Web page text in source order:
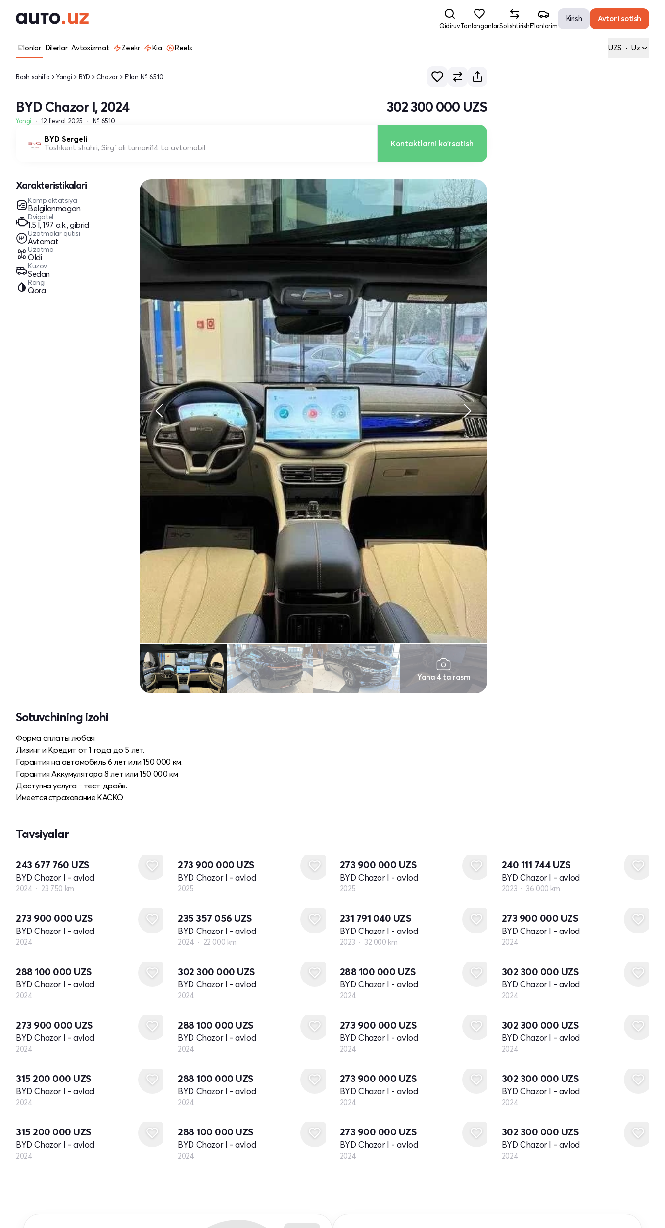
QidiruvTanlanganlarSolishtirishE'lonlarim
Kirish Avtoni sotish
E'lonlar Dilerlar Avtoxizmat Zeekr Kia Reels UZS • Uz
Bosh sahifa Yangi BYD Chazor E'lon № 6510
BYD Chazor I, 2024
Yangi 12 fevral 2025 № 6510
302 300 000 UZS
BYD Sergeli
Toshkent shahri, Sirg`ali tumani14 ta avtomobil Kontaktlarni ko'rsatish
Xarakteristikalari
Komplektatsiya
Belgilanmagan
Dvigatel
1.5 l, 197 o.k., gibrid
Uzatmalar qutisi
Avtomat
Uzatma
Oldi
Kuzov
Sedan
Rangi
Qora
Yana 4 ta rasm
Sotuvchining izohi
Форма оплаты любая:
Лизинг и Кредит от 1 года до 5 лет.
Гарантия на автомобиль 6 лет или 150 000 км.
Гарантия Аккумулятора 8 лет или 150 000 км
Доступна услуга - тест-драйв.
Имеется страхование КАСКО
Tavsiyalar
243 677 760 UZS
BYD Chazor I - avlod
2024 23 750 km
273 900 000 UZS
BYD Chazor I - avlod
2025
273 900 000 UZS
BYD Chazor I - avlod
2025
240 111 744 UZS
BYD Chazor I - avlod
2023 36 000 km
273 900 000 UZS
BYD Chazor I - avlod
2024
235 357 056 UZS
BYD Chazor I - avlod
2024 22 000 km
231 791 040 UZS
BYD Chazor I - avlod
2023 32 000 km
273 900 000 UZS
BYD Chazor I - avlod
2024
288 100 000 UZS
BYD Chazor I - avlod
2024
302 300 000 UZS
BYD Chazor I - avlod
2024
288 100 000 UZS
BYD Chazor I - avlod
2024
302 300 000 UZS
BYD Chazor I - avlod
2024
273 900 000 UZS
BYD Chazor I - avlod
2024
288 100 000 UZS
BYD Chazor I - avlod
2024
273 900 000 UZS
BYD Chazor I - avlod
2024
302 300 000 UZS
BYD Chazor I - avlod
2024
315 200 000 UZS
BYD Chazor I - avlod
2024
288 100 000 UZS
BYD Chazor I - avlod
2024
273 900 000 UZS
BYD Chazor I - avlod
2024
302 300 000 UZS
BYD Chazor I - avlod
2024
315 200 000 UZS
BYD Chazor I - avlod
2024
288 100 000 UZS
BYD Chazor I - avlod
2024
273 900 000 UZS
BYD Chazor I - avlod
2024
302 300 000 UZS
BYD Chazor I - avlod
2024